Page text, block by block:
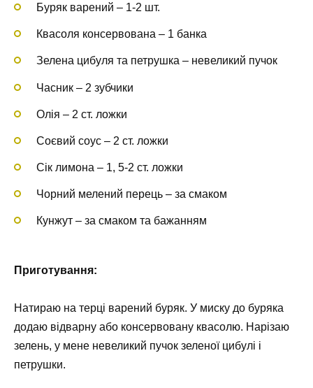
Буряк варений – 1-2 шт.
Квасоля консервована – 1 банка
Зелена цибуля та петрушка – невеликий пучок
Часник – 2 зубчики
Олія – 2 ст. ложки
Соєвий соус – 2 ст. ложки
Сік лимона – 1, 5-2 ст. ложки
Чорний мелений перець – за смаком
Кунжут – за смаком та бажанням
Приготування:
Натираю на терці варений буряк. У миску до буряка
додаю відварну або консервовану квасолю. Нарізаю
зелень, у мене невеликий пучок зеленої цибулі і
петрушки.